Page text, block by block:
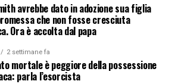
avrebbe dato in adozione sua figlia
che non fosse cresciuta
Ora è accolta dal papa
2 settimane fa
mortale è peggiore della possessione
parla l’esorcista